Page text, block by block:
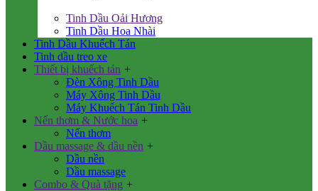
Tinh Dầu Oải Hương
Tinh Dầu Hoa Nhài
Tinh Dầu Khuếch Tán
Tinh dầu treo xe
Thiết bị khuếch tán +
Đèn Xông Tinh Dầu
Máy Xông Tinh Dầu
Máy Khuếch Tán Tinh Dầu
Nến thơm & Nước hoa +
Nến thơm
Dầu massage & dầu nền +
Dầu nền
Dầu massage
Combo & Quà tặng +